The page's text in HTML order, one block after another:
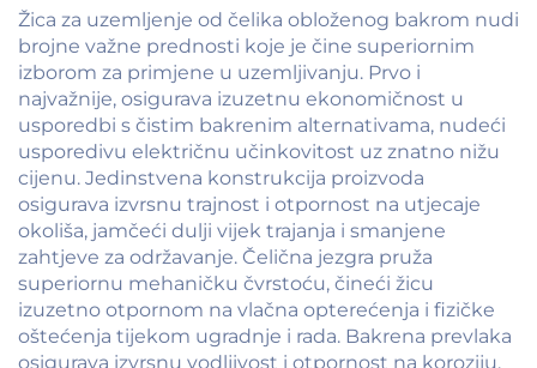
Žica za uzemljenje od čelika obloženog bakrom nudi
brojne važne prednosti koje je čine superiornim
izborom za primjene u uzemljivanju. Prvo i
najvažnije, osigurava izuzetnu ekonomičnost u
usporedbi s čistim bakrenim alternativama, nudeći
usporedivu električnu učinkovitost uz znatno nižu
cijenu. Jedinstvena konstrukcija proizvoda
osigurava izvrsnu trajnost i otpornost na utjecaje
okoliša, jamčeći dulji vijek trajanja i smanjene
zahtjeve za održavanje. Čelična jezgra pruža
superiornu mehaničku čvrstoću, čineći žicu
izuzetno otpornom na vlačna opterećenja i fizičke
oštećenja tijekom ugradnje i rada. Bakrena prevlaka
osigurava izvrsnu vodljivost i otpornost na koroziju,